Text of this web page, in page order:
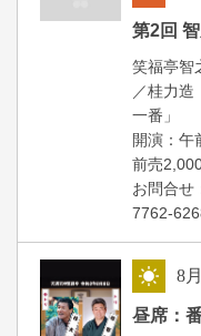
第2回
笑福亭智
／桂力造
一番」
開演：午
前売
お問合せ
7762-
8
昼席：